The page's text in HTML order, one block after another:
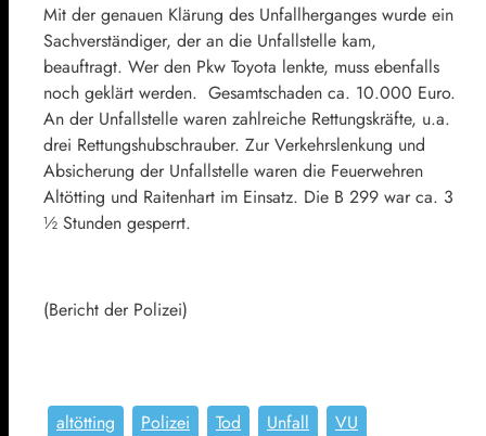
Mit der genauen Klärung des Unfallherganges wurde ein
Sachverständiger, der an die Unfallstelle kam,
beauftragt. Wer den Pkw Toyota lenkte, muss ebenfalls
noch geklärt werden. Gesamtschaden ca. 10.000 Euro.
An der Unfallstelle waren zahlreiche Rettungskräfte, u.a.
drei Rettungshubschrauber. Zur Verkehrslenkung und
Absicherung der Unfallstelle waren die Feuerwehren
Altötting und Raitenhart im Einsatz. Die B 299 war ca. 3
½ Stunden gesperrt.
(Bericht der Polizei)
altötting Polizei Tod Unfall VU